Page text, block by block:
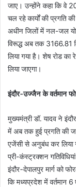
जाए। उन्होंने कहा कि वे
चल रहे कार्यों की प्रगति
अधीन जिलों में नल-जल
विरूद्ध अब तक 3166.81
लिया गया है। शेष रोड का
लिया जाएगा।
इंदौर-उज्जैन के वर्तमान
मुख्यमंत्री डॉ. यादव ने
में अब तक हुई प्रगति की
एजेंसी से अनुबंध कर लिया
प्री-कंस्ट्रक्शन
इंदौर-देपालपुर मार्ग को
कि मध्यप्रदेश में वर्तमान